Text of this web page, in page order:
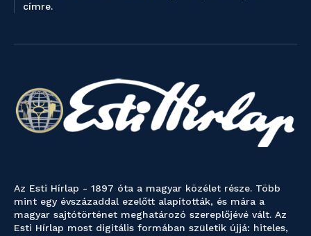
címre.
Az Esti Hírlap - 1897 óta a magyar közélet része. Több
mint egy évszázaddal ezelőtt alapították, és mára a
magyar sajtótörténet meghatározó szereplőjévé vált. Az
Esti Hírlap most digitális formában születik újjá: hiteles,